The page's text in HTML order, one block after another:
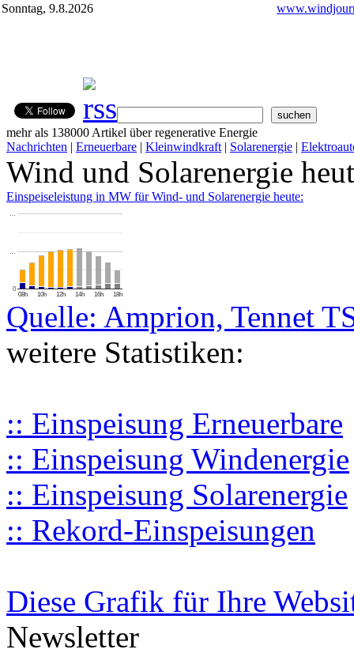
Sonntag, 9.8.2026
mehr als 138000 Artikel über regenerative Energie
Nachrichten | Erneuerbare | Kleinwindkraft | Solarenergie |
Wind und Solarenergie
Einspeiseleistung in MW für Wind- und Solarenergie heute:
08h 10h 12h 14h 16h 18h
0
…
…
Quelle: Amprion, Tennet
weitere Statistiken:
:: Einspeisung Erneuerbare
:: Einspeisung Windenergie
:: Einspeisung Solarenergie
:: Rekord-Einspeisungen
Diese Grafik für Ihre
Newsletter